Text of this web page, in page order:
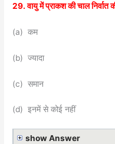
29. वायु में प्राकश की चाल निर्वात
(a) कम
(b) ज्यादा
(c) समान
(d) इनमें से कोई नहीं
show Answer